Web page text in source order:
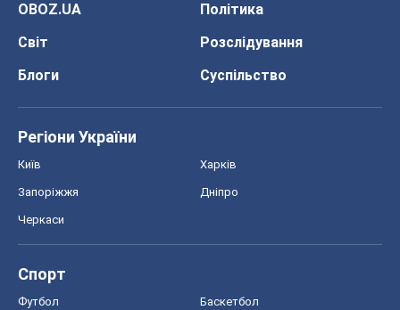
OBOZ.UA
Політика
Світ
Розслідування
Блоги
Суспільство
Регіони України
Київ Харків
Запоріжжя Дніпро
Черкаси
Спорт
Футбол Баскетбол